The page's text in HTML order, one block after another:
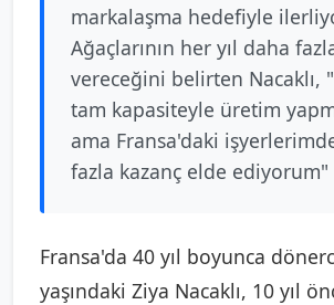
markalaşma hedefiyle
Ağaçlarının her yıl daha
vereceğini belirten Nacaklı,
tam kapasiteyle üretim
ama Fransa'daki
fazla kazanç elde
Fransa'da 40 yıl boyunca
yaşındaki Ziya Nacaklı, 10 yıl